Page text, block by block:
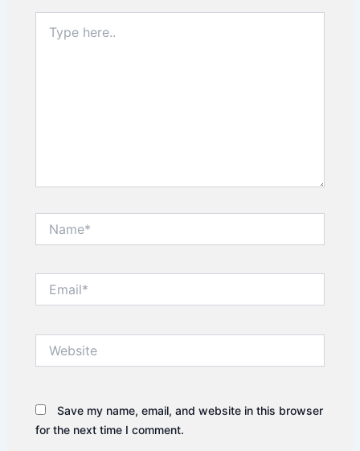
here..
Save my name, email, and website in this browser
for the next time I comment.